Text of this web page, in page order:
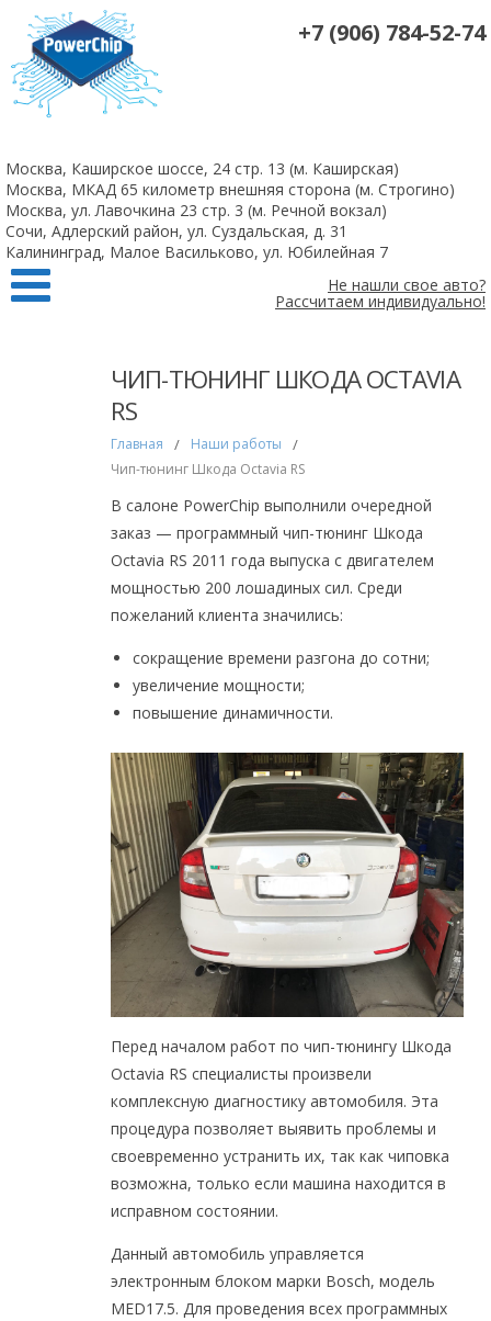
+7 (906) 784-52-74
Заказать
Москва, Каширское шоссе, 24 стр. 13 (м. Каширская)
Москва, МКАД 65 километр внешняя сторона (м. Строгино)
Москва, ул. Лавочкина 23 стр. 3 (м. Речной вокзал)
Сочи, Адлерский район, ул. Суздальская, д. 31
Калининград, Малое Васильково, ул. Юбилейная 7
Не нашли свое авто?
Рассчитаем индивидуально!
ЧИП-ТЮНИНГ ШКОДА OCTAVIA
RS
Главная / Наши работы /
Чип-тюнинг Шкода Octavia RS
В салоне PowerChip выполнили очередной
заказ — программный чип-тюнинг Шкода
Octavia RS 2011 года выпуска с двигателем
мощностью 200 лошадиных сил. Среди
пожеланий клиента значились:
сокращение времени разгона до сотни;
увеличение мощности;
повышение динамичности.
Перед началом работ по чип-тюнингу Шкода
Octavia RS специалисты произвели
комплексную диагностику автомобиля. Эта
процедура позволяет выявить проблемы и
своевременно устранить их, так как чиповка
возможна, только если машина находится в
исправном состоянии.
Данный автомобиль управляется
электронным блоком марки Bosch, модель
MED17.5. Для проведения всех программных